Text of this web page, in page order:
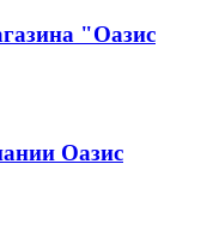
"Оазис
Оазис